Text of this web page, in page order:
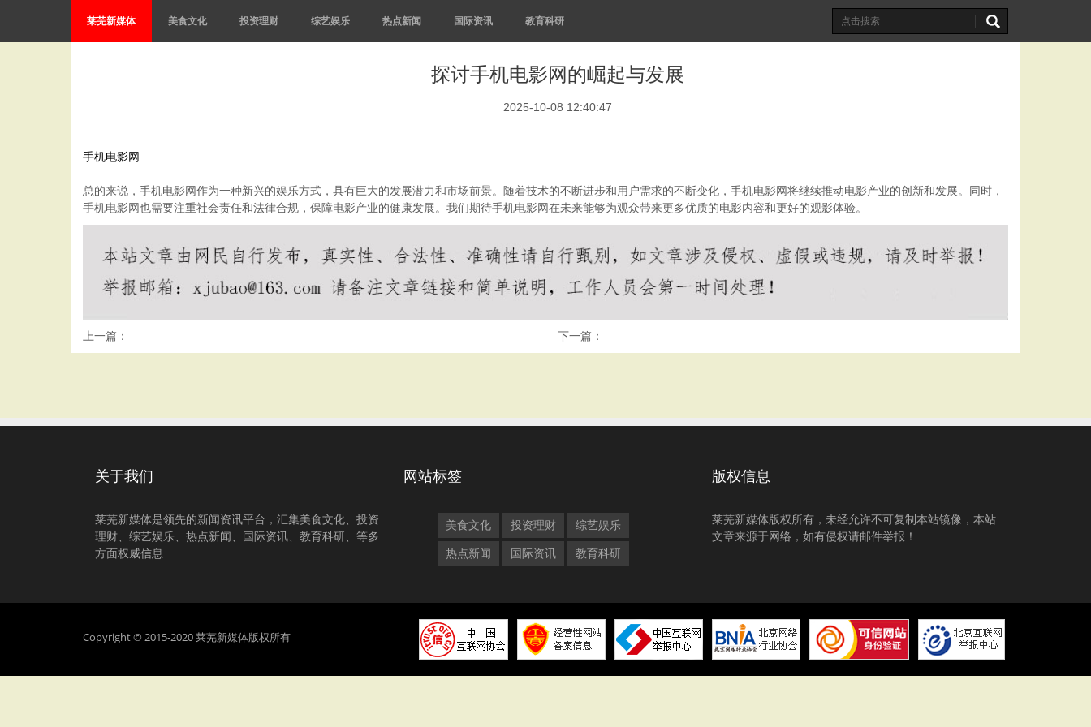
莱芜新媒体 美食文化 投资理财 综艺娱乐 热点新闻 国际资讯 教育科研
探讨手机电影网的崛起与发展
2025-10-08 12:40:47
手机电影网
总的来说，手机电影网作为一种新兴的娱乐方式，具有巨大的发展潜力和市场前景。随着技术的不断进步和用户需求的不断变化，手机电影网将继续推动电影产业的创新和发展。同时，
手机电影网也需要注重社会责任和法律合规，保障电影产业的健康发展。我们期待手机电影网在未来能够为观众带来更多优质的电影内容和更好的观影体验。
上一篇： 下一篇：
关于我们
莱芜新媒体是领先的新闻资讯平台，汇集美食文化、投资
理财、综艺娱乐、热点新闻、国际资讯、教育科研、等多
方面权威信息
网站标签
美食文化 投资理财 综艺娱乐
热点新闻 国际资讯 教育科研
版权信息
莱芜新媒体版权所有，未经允许不可复制本站镜像，本站
文章来源于网络，如有侵权请邮件举报！
Copyright © 2015-2020 莱芜新媒体版权所有